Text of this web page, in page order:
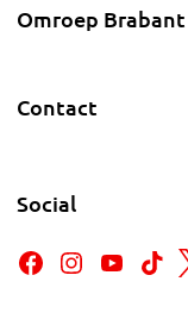
Omroep Brabant
Contact
Social